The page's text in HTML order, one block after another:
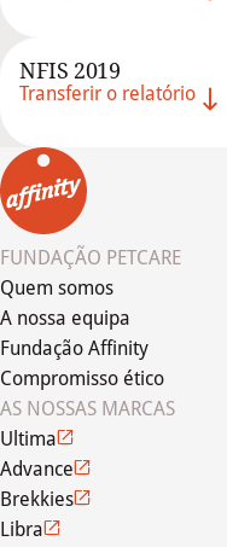
NFIS 2019
Transferir o relatório
FUNDAÇÃO PETCARE
Quem somos
A nossa equipa
Fundação Affinity
Compromisso ético
AS NOSSAS MARCAS
Ultima
Advance
Brekkies
Libra